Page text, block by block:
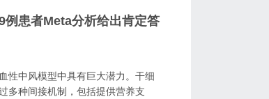
例患者Meta分析给出肯定答
性中风模型中具有巨大潜力。干细
多种间接机制，包括提供营养支